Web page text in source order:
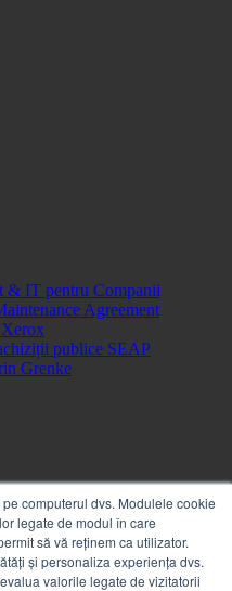
computerul dvs. Modulele cookie
legate de modul în care
să vă reținem ca utilizator.
și personaliza experiența dvs.
valorile legate de vizitatorii
& IT pentru Companii
Agreement
Xerox
publice SEAP
Grenke
MINOLTA DI 250 F, DI